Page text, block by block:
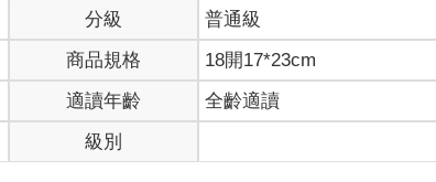
分級
普通級
商品規格
18開17*23cm
適讀年齡
全齡適讀
級別